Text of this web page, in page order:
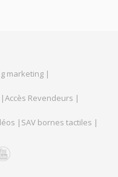
marketing |
Accès Revendeurs |
| SAV bornes tactiles |